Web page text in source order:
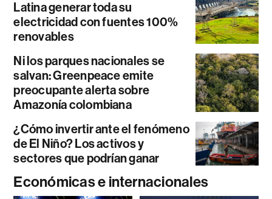
Latina generar toda su
electricidad con fuentes 100%
renovables
Ni los parques nacionales se
salvan: Greenpeace emite
preocupante alerta sobre
Amazonía colombiana
¿Cómo invertir ante el fenómeno
de El Niño? Los activos y
sectores que podrían ganar
Económicas e internacionales